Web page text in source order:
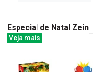
Especial de Natal Zein
Veja mais